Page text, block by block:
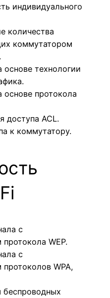
индивидуального
количества
коммутатором
основе технологии
основе протокола
доступа ACL.
к коммутатору.
с
WEP.
с
WPA,
беспроводных